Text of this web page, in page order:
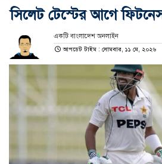
সিলেট টেস্টের আগে
একটি বাংলাদেশ অনলাইন
আপডেট টাইম : সোমবার, ১১ মে, ২০২৬